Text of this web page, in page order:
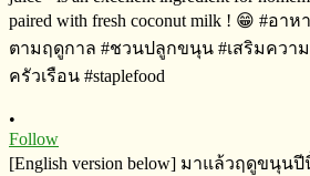
•
Follow
[English version below] มาแล้วฤดูขนุ